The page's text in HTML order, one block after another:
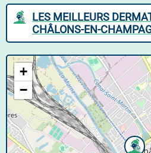
LES MEILLEURS
CHÂLONS-EN-
+
−